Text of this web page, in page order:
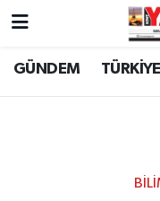
GÜNDEM TÜRKİYE